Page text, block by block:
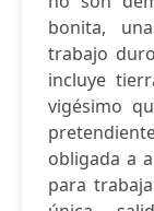
bonita,
trabajo
incluye
vigésimo
obligada a
para